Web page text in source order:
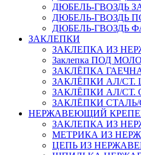
ДЮБЕЛЬ-ГВОЗДЬ
ДЮБЕЛЬ-ГВОЗДЬ
ДЮБЕЛЬ-ГВОЗДЬ
ЗАКЛЕПКИ
ЗАКЛЕПКА ИЗ
Заклепка ПОД
ЗАКЛЁПКА
ЗАКЛЁПКИ АЛ/СТ.
ЗАКЛЁПКИ АЛ/
ЗАКЛЁПКИ
НЕРЖАВЕЮЩИЙ
ЗАКЛЕПКА ИЗ
МЕТРИКА ИЗ
ЦЕПЬ ИЗ